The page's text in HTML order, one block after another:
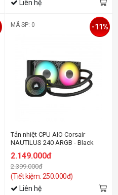
Liên hệ
MÃ SP: 0
Tản nhiệt CPU AIO Corsair
NAUTILUS 240 ARGB - Black
2.149.000đ
2.399.000đ
(Tiết kiệm: 250.000đ)
-11%
Liên hệ